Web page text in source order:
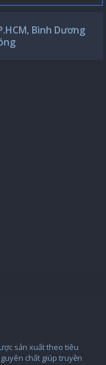
Bình Dương
sản xuất theo tiêu
chất giúp truyền